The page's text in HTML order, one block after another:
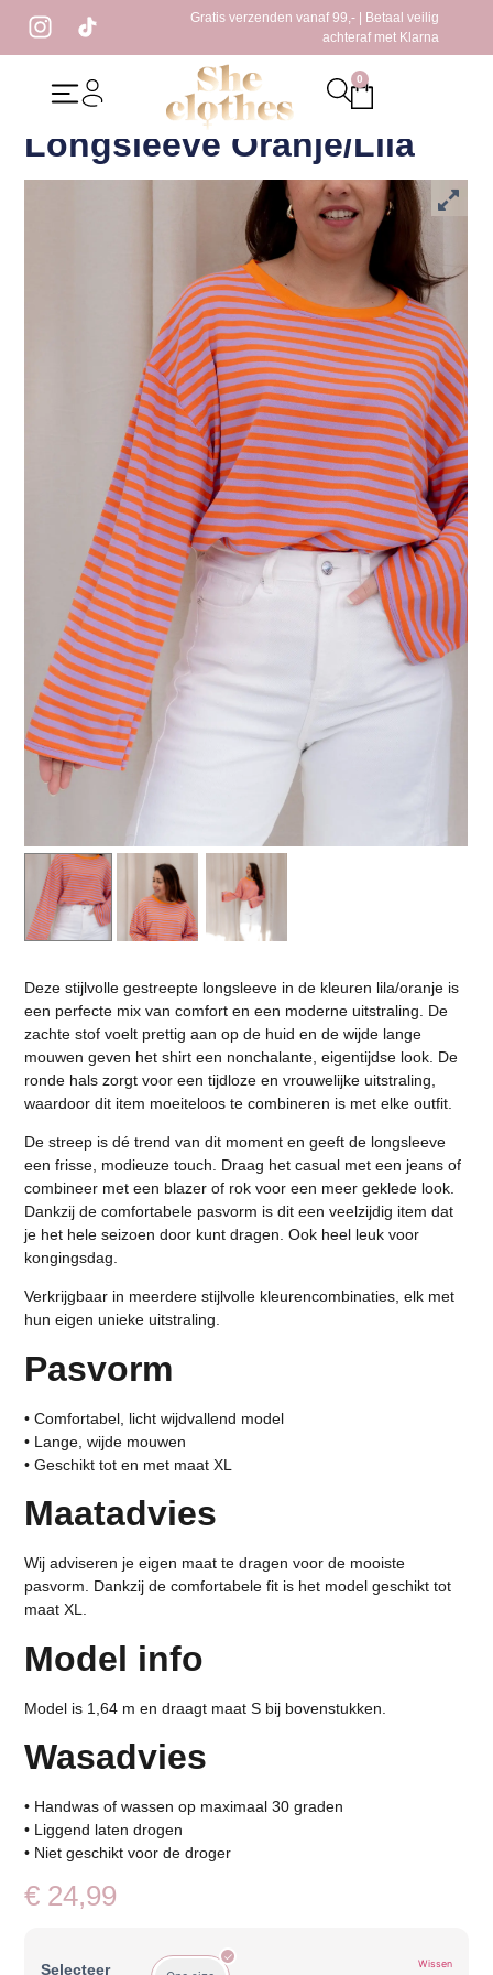
Gratis verzenden vanaf 99,- | Betaal veilig
achteraf met Klarna
0
Home/Kleding / Vinny Gestreepte Longsleeve Oranje/Lila
Vinny Gestreepte
Longsleeve Oranje/Lila
Deze stijlvolle gestreepte longsleeve in de kleuren lila/oranje is
een perfecte mix van comfort en een moderne uitstraling. De
zachte stof voelt prettig aan op de huid en de wijde lange
mouwen geven het shirt een nonchalante, eigentijdse look. De
ronde hals zorgt voor een tijdloze en vrouwelijke uitstraling,
waardoor dit item moeiteloos te combineren is met elke outfit.
De streep is dé trend van dit moment en geeft de longsleeve
een frisse, modieuze touch. Draag het casual met een jeans of
combineer met een blazer of rok voor een meer geklede look.
Dankzij de comfortabele pasvorm is dit een veelzijdig item dat
je het hele seizoen door kunt dragen. Ook heel leuk voor
kongingsdag.
Verkrijgbaar in meerdere stijlvolle kleurencombinaties, elk met
hun eigen unieke uitstraling.
Pasvorm
• Comfortabel, licht wijdvallend model
• Lange, wijde mouwen
• Geschikt tot en met maat XL
Maatadvies
Wij adviseren je eigen maat te dragen voor de mooiste
pasvorm. Dankzij de comfortabele fit is het model geschikt tot
maat XL.
Model info
Model is 1,64 m en draagt maat S bij bovenstukken.
Wasadvies
• Handwas of wassen op maximaal 30 graden
• Liggend laten drogen
• Niet geschikt voor de droger
€ 24,99
Selecteer Wissen